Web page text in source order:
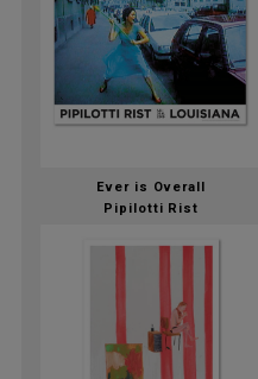
Ever is Overall
Pipilotti Rist